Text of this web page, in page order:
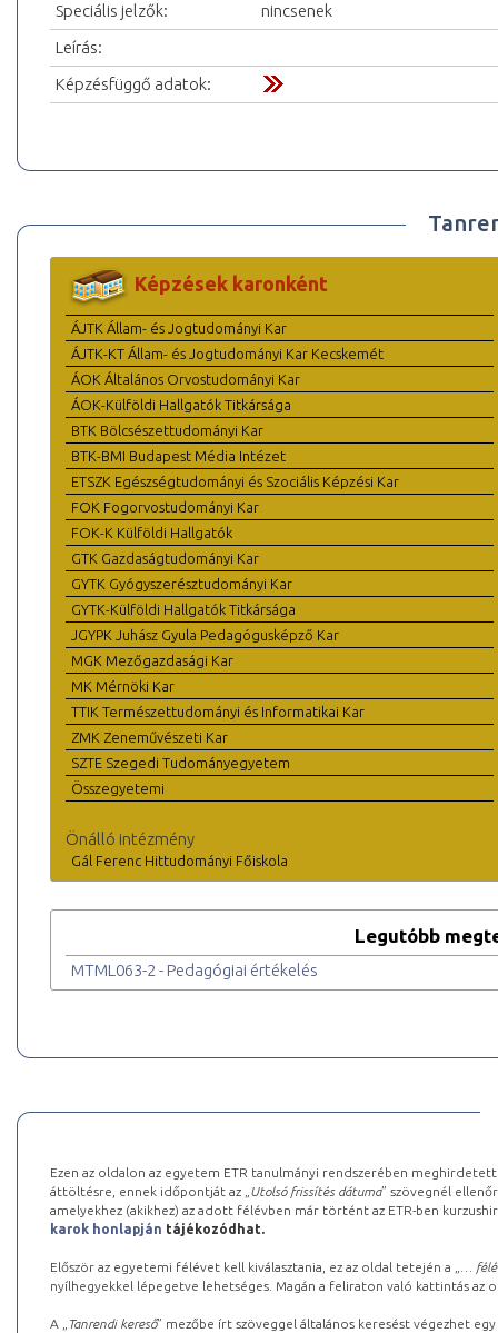
Speciális jelzők:
nincsenek
Leírás:
Képzésfüggő adatok:
Képzések karonként
ÁJTK Állam- és Jogtudományi Kar
ÁJTK-KT Állam- és Jogtudományi Kar Kecskemét
ÁOK Általános Orvostudományi Kar
ÁOK-Külföldi Hallgatók Titkársága
BTK Bölcsészettudományi Kar
BTK-BMI Budapest Média Intézet
ETSZK Egészségtudományi és Szociális Képzési Kar
FOK Fogorvostudományi Kar
FOK-K Külföldi Hallgatók
GTK Gazdaságtudományi Kar
GYTK Gyógyszerésztudományi Kar
GYTK-Külföldi Hallgatók Titkársága
JGYPK Juhász Gyula Pedagógusképző Kar
MGK Mezőgazdasági Kar
MK Mérnöki Kar
TTIK Természettudományi és Informatikai Kar
ZMK Zeneművészeti Kar
SZTE Szegedi Tudományegyetem
Összegyetemi
Önálló intézmény
Gál Ferenc Hittudományi Főiskola
Legutóbb
MTML063-2 - Pedagógiai értékelés
Ezen az oldalon az egyetem ETR tanulmányi rendszerében
áttöltésre, ennek időpontját az „ Utolsó frissítés dátuma” szövegnél
amelyekhez (akikhez) az adott félévben már történt az ETR-ben
karok honlapján tájékozódhat.
Először az egyetemi félévet kell kiválasztania, ez az oldal tetején a „
…
nyílhegyekkel lépegetve lehetséges. Magán a feliraton való kattintás az
A „ Tanrendi kereső” mezőbe írt szöveggel általános keresést végezhet